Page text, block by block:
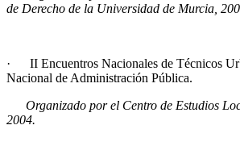
de Derecho de la Universidad de Murcia,
· II Encuentros Nacionales de Técnicos
Nacional de Administración Pública.
Organizado por el Centro de Estudios
2004.